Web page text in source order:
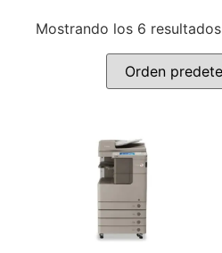
Mostrando los 6 resultados